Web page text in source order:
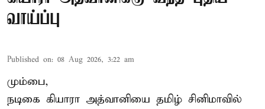
வாய்ப்பு
Published on: 08 Aug 2026, 3:22 am
மும்பை,
நடிகை கியாரா அத்வானியை தமிழ் சினிமாவில்